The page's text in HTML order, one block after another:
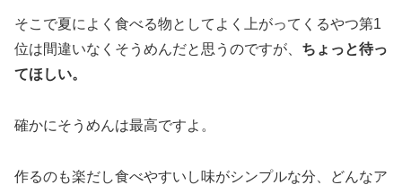
そこで夏によく食べる物としてよく上がってくるやつ第1
位は間違いなくそうめんだと思うのですが、 ちょっと待っ
てほしい。
確かにそうめんは最高ですよ。
作るのも楽だし食べやすいし味がシンプルな分、どんなア